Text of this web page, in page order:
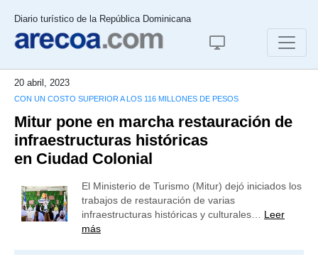
Diario turístico de la República Dominicana
20 abril, 2023
CON UN COSTO SUPERIOR A LOS 116 MILLONES DE PESOS
Mitur pone en marcha restauración de
infraestructuras históricas
en Ciudad Colonial
El Ministerio de Turismo (Mitur) dejó iniciados los
trabajos de restauración de varias
infraestructuras históricas y culturales… Leer
más